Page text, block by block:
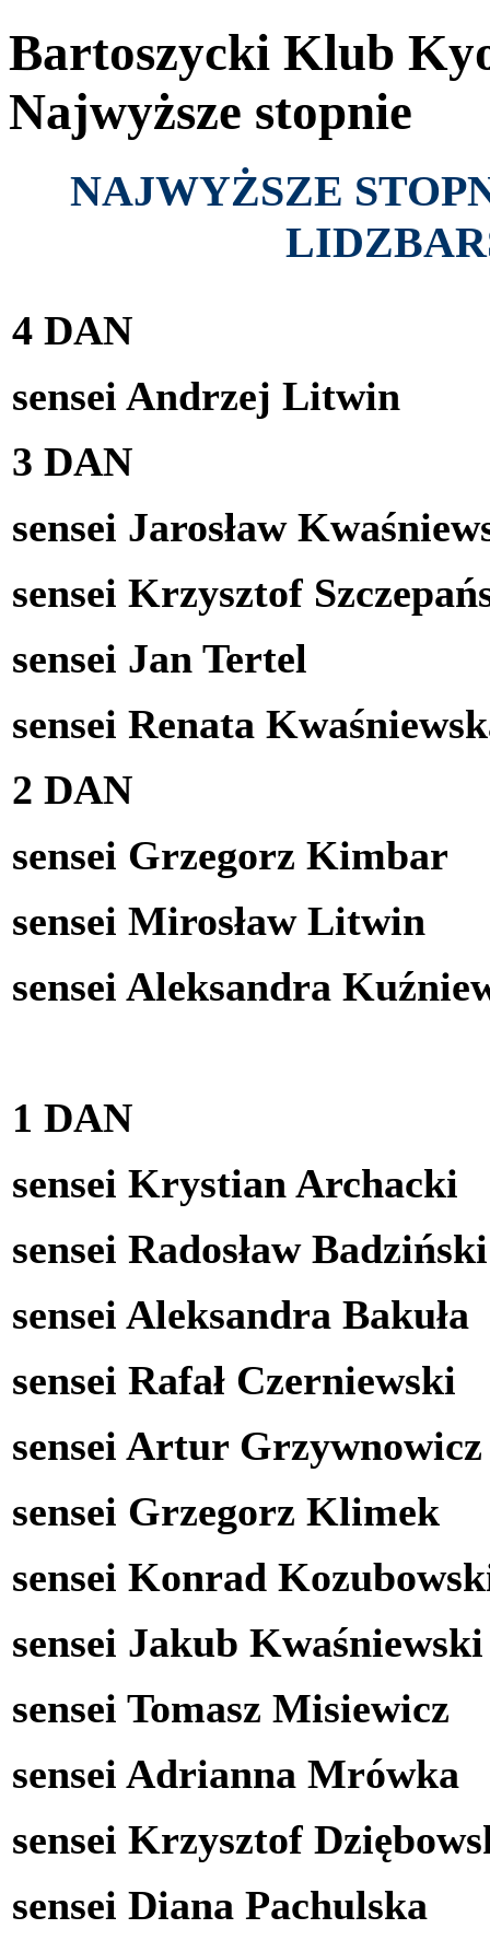
Bartoszycki Klub
Najwyższe stopnie
NAJWYŻSZE
4 DAN
sensei Andrzej Litwin
3 DAN
sensei Jarosław
sensei Krzysztof
sensei Jan Tertel
sensei Renata
2 DAN
sensei Grzegorz Kimbar
sensei Mirosław Litwin
sensei Aleksandra
1 DAN
sensei Krystian Archacki
sensei Radosław Badziński
sensei Aleksandra Bakuła
sensei Rafał Czerniewski
sensei Artur
sensei Grzegorz Klimek
sensei Konrad
sensei Jakub
sensei Tomasz Misiewicz
sensei Adrianna Mrówka
sensei Krzysztof
sensei Diana Pachulska